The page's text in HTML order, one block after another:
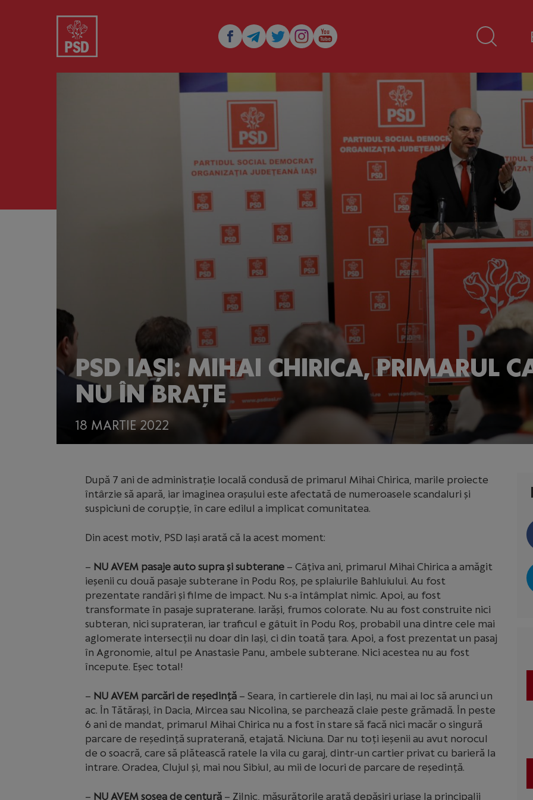
18 MARTIE 2022
PSD IAȘI: MIHAI CHIRICA, PRIMARUL
NU ÎN BRAȚE
După 7 ani de administrație locală condusă de primarul Mihai Chirica, marile proiecte
întârzie să apară, iar imaginea orașului este afectată de numeroasele scandaluri și
suspiciuni de corupție, în care edilul a implicat comunitatea.
Din acest motiv, PSD Iași arată că la acest moment:
– NU AVEM pasaje auto supra și subterane– Câțiva ani, primarul Mihai Chirica a amăgit
ieșenii cu două pasaje subterane în Podu Roș, pe splaiurile Bahluiului. Au fost
prezentate randări și filme de impact. Nu s-a întâmplat nimic. Apoi, au fost
transformate în pasaje supraterane. Iarăși, frumos colorate. Nu au fost construite nici
subteran, nici suprateran, iar traficul e gâtuit în Podu Roș, probabil una dintre cele mai
aglomerate intersecții nu doar din Iași, ci din toată țara. Apoi, a fost prezentat un pasaj
în Agronomie, altul pe Anastasie Panu, ambele subterane. Nici acestea nu au fost
începute. Eșec total!
– NU AVEM parcări de reședință– Seara, în cartierele din Iași, nu mai ai loc să arunci un
ac. În Tătărași, în Dacia, Mircea sau Nicolina, se parchează claie peste grămadă. În peste
6 ani de mandat, primarul Mihai Chirica nu a fost în stare să facă nici macăr o singură
parcare de reședință supraterană, etajată. Niciuna. Dar nu toți ieșenii au avut norocul
de o soacră, care să plătească ratele la vila cu garaj, dintr-un cartier privat cu barieră la
intrare. Oradea, Clujul și, mai nou Sibiul, au mii de locuri de parcare de reședință.
– NU AVEM șosea de centură– Zilnic, măsurătorile arată depășiri uriașe la principalii